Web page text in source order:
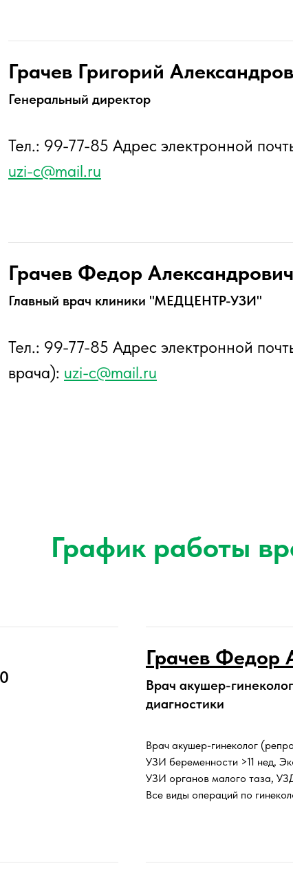
Грачев Григорий
Генеральный директор
Тел.: 99-77-85 Адрес электронной
uzi-c@mail.ru
Грачев Федор Александрович
Главный врач клиники "МЕДЦЕНТР-УЗИ"
Тел.: 99-77-85 Адрес электронной
врача): uzi-c@mail.ru
График работы
Грачев Федор
Врач акушер-
диагностики
Врач акушер-гинеколог
УЗИ беременности >11 нед,
УЗИ органов малого таза,
Все виды операций по